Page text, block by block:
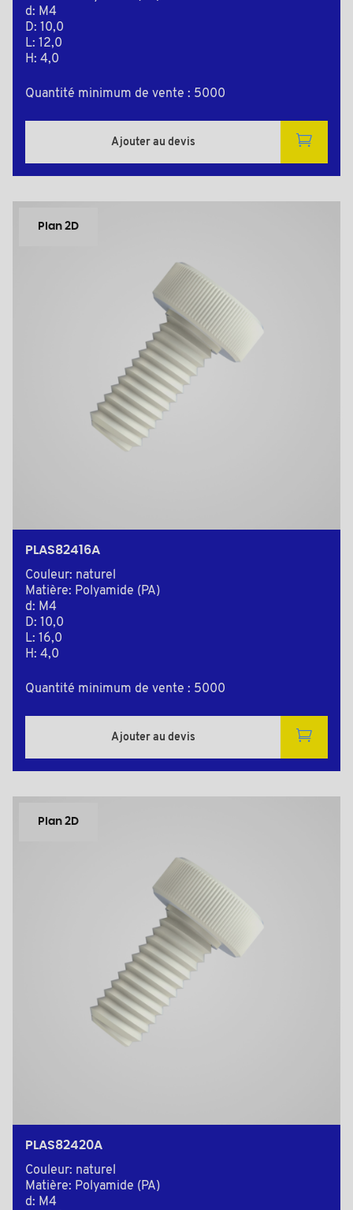
d: M4
D: 10,0
L: 12,0
H: 4,0
Quantité minimum de vente : 5000
Ajouter au devis
Plan 2D
PLAS82416A
Couleur: naturel
Matière: Polyamide (PA)
d: M4
D: 10,0
L: 16,0
H: 4,0
Quantité minimum de vente : 5000
Ajouter au devis
Plan 2D
PLAS82420A
Couleur: naturel
Matière: Polyamide (PA)
d: M4